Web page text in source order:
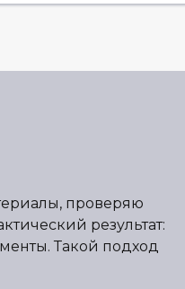
проверяю
результат:
Такой подход